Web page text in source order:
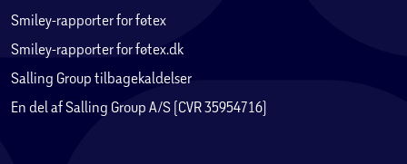
Smiley-rapporter for føtex
Smiley-rapporter for føtex.dk
Salling Group tilbagekaldelser
En del af Salling Group A/S (CVR 35954716)